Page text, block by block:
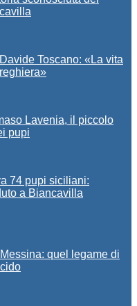
Toscano: «La vita
Lavenia, il piccolo
pupi
74 pupi siciliani:
a Biancavilla
quel legame di